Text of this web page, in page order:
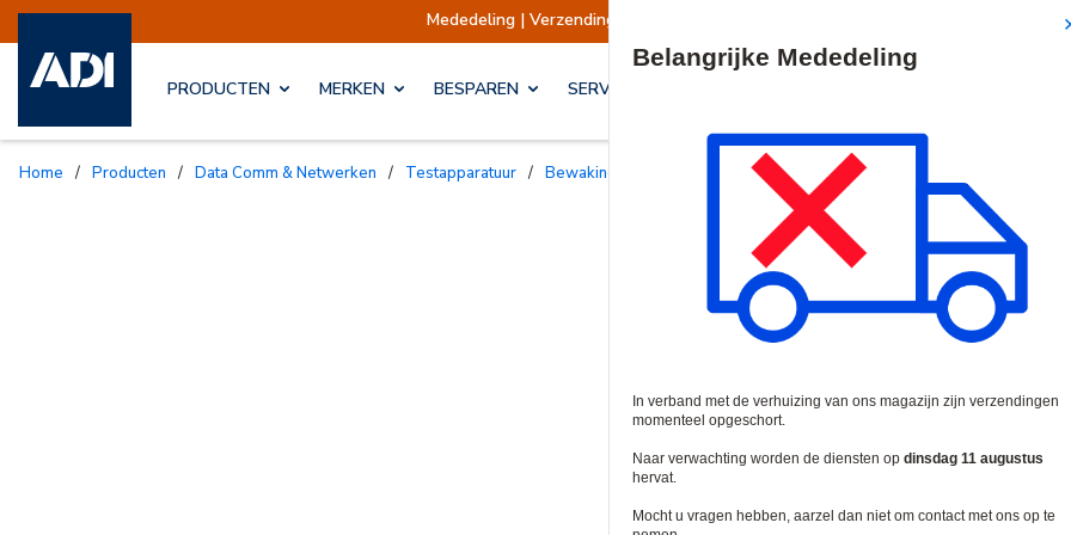
Mededeling | Verzendingen opgeschort Verzendingen worden
PRODUCTEN MERKEN BESPAREN SERVICES & OPLOSSINGEN
Home / Producten / Data Comm & Netwerken / Testapparatuur / Bewakingscamera Testers